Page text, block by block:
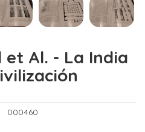
et Al. - La India
000460